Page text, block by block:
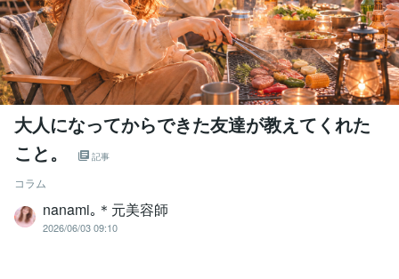
大人になってからできた友達が教えてくれた
こと。
記事
コラム
nanami｡＊元美容師
2026/06/03 09:10